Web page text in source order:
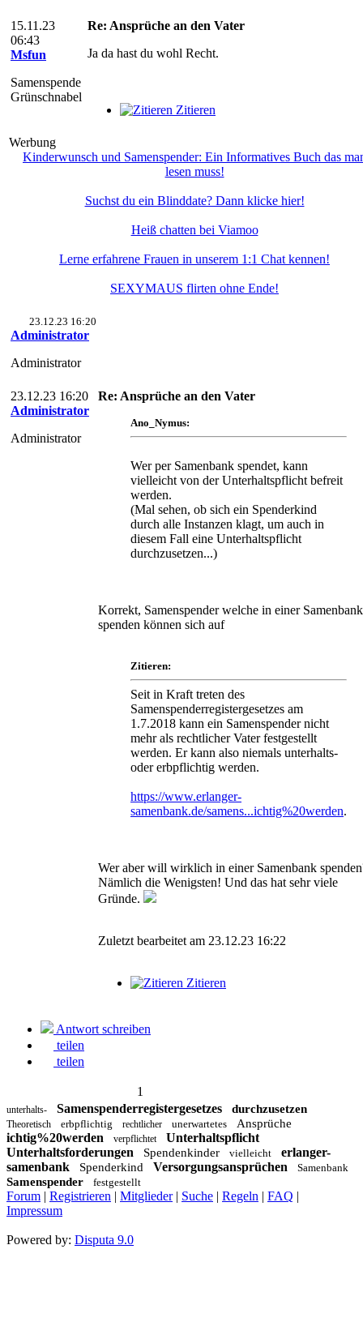
15.11.23
06:43
Msfun
Samenspende
Grünschnabel
Re: Ansprüche an den Vater
Ja da hast du wohl Recht.
Zitieren
Werbung
Kinderwunsch und Samenspender: Ein Informatives Buch das
lesen muss!
Suchst du ein Blinddate? Dann klicke hier!
Heiß chatten bei Viamoo
Lerne erfahrene Frauen in unserem 1:1 Chat kennen!
SEXYMAUS flirten ohne Ende!
23.12.23 16:20
Administrator
Administrator
23.12.23 16:20
Administrator
Administrator
Re: Ansprüche an den Vater
Ano_Nymus:
Wer per Samenbank spendet, kann
vielleicht von der Unterhaltspflicht befreit
werden.
(Mal sehen, ob sich ein Spenderkind
durch alle Instanzen klagt, um auch in
diesem Fall eine Unterhaltspflicht
durchzusetzen...)
Korrekt, Samenspender welche in einer Samenbank
spenden können sich auf
Zitieren:
Seit in Kraft treten des
Samenspenderregistergesetzes am
1.7.2018 kann ein Samenspender nicht
mehr als rechtlicher Vater festgestellt
werden. Er kann also niemals unterhalts-
oder erbpflichtig werden.
https://www.erlanger-
samenbank.de/samens...ichtig%20werden.
Wer aber will wirklich in einer Samenbank
Nämlich die Wenigsten! Und das hat sehr viele
Gründe.
Zuletzt bearbeitet am 23.12.23 16:22
Zitieren
Antwort schreiben
teilen
teilen
1
unterhalts- Samenspenderregistergesetzes durchzusetzen
Theoretisch erbpflichtig rechtlicher unerwartetes Ansprüche
ichtig%20werden verpflichtet
Unterhaltspflicht
Unterhaltsforderungen
Spendenkinder vielleicht
erlanger-
samenbank
Spenderkind Versorgungsansprüchen Samenbank
Samenspender festgestellt
Forum | Registrieren | Mitglieder| Suche | Regeln | FAQ |
Impressum
Powered by: Disputa 9.0